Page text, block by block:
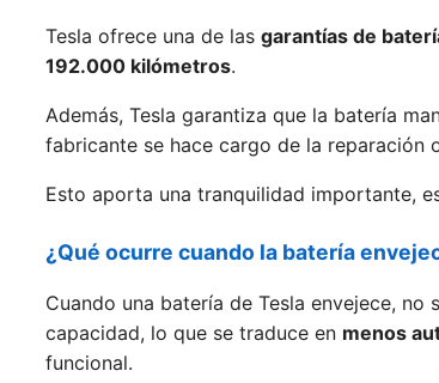
Tesla ofrece una de las garantías de
192.000 kilómetros.
Además, Tesla garantiza que la batería
fabricante se hace cargo de la reparación
Esto aporta una tranquilidad importante,
¿Qué ocurre cuando la batería
Cuando una batería de Tesla envejece,
capacidad, lo que se traduce en menos
funcional.